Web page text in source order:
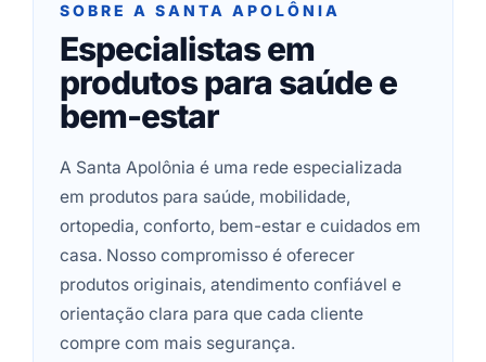
SOBRE A SANTA APOLÔNIA
Especialistas em
produtos para saúde e
bem-estar
A Santa Apolônia é uma rede especializada
em produtos para saúde, mobilidade,
ortopedia, conforto, bem-estar e cuidados em
casa. Nosso compromisso é oferecer
produtos originais, atendimento confiável e
orientação clara para que cada cliente
compre com mais segurança.